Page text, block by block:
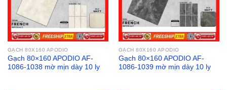
GẠCH 80X160 APODIO
Gạch 80×160 APODIO AF-
1086-1038 mờ mịn dày 10 ly
GẠCH 80X160 APODIO
Gạch 80×160 APODIO AF-
1086-1039 mờ mịn dày 10 ly